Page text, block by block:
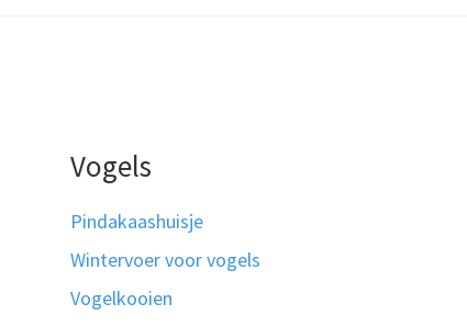
Vogels
Pindakaashuisje
Wintervoer voor vogels
Vogelkooien